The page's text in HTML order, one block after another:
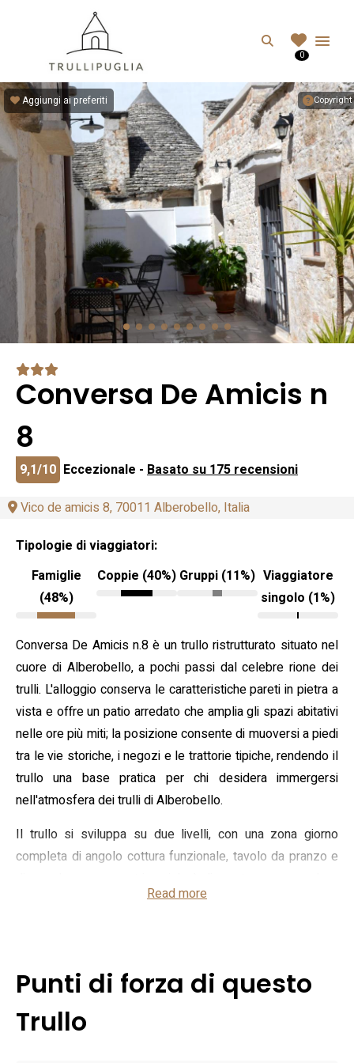
Search
0
Copyright
Aggiungi ai preferiti
Conversa De Amicis n
8
9,1/10 Eccezionale - Basato su 175 recensioni
Vico de amicis 8, 70011 Alberobello, Italia
Tipologie di viaggiatori:
Famiglie
(48%)
Coppie (40%) Gruppi (11%) Viaggiatore
singolo (1%)
Conversa De Amicis n.8 è un trullo ristrutturato situato nel
cuore di Alberobello, a pochi passi dal celebre rione dei
trulli. L'alloggio conserva le caratteristiche pareti in pietra a
vista e offre un patio arredato che amplia gli spazi abitativi
nelle ore più miti; la posizione consente di muoversi a piedi
tra le vie storiche, i negozi e le trattorie tipiche, rendendo il
trullo una base pratica per chi desidera immergersi
nell'atmosfera dei trulli di Alberobello.
Il trullo si sviluppa su due livelli, con una zona giorno
completa di angolo cottura funzionale, tavolo da pranzo e
rialzata accessibile tramite una scala a chiocciola, mentre il
colazione e i pasti, e nelle immediate vicinanze si trovano
ristoranti e servizi. La dotazione comprende frigorifero,
bollitore, utensili da cucina, biancheria e asciugamani.
Read more
Punti di forza di questo
Trullo